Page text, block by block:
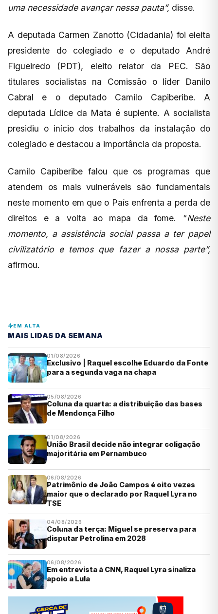
uma necessidade avançar nessa pauta”, disse.
A deputada Carmen Zanotto (Cidadania) foi eleita
presidente do colegiado e o deputado André
Figueiredo (PDT), eleito relator da PEC. São
titulares socialistas na Comissão o líder Danilo
Cabral e o deputado Camilo Capiberibe. A
deputada Lídice da Mata é suplente. A socialista
presidiu o início dos trabalhos da instalação do
colegiado e destacou a importância da proposta.
Camilo Capiberibe falou que os programas que
atendem os mais vulneráveis são fundamentais
neste momento em que o País enfrenta a perda de
direitos e a volta ao mapa da fome. “Neste
momento, a assistência social passa a ter papel
civilizatório e temos que fazer a nossa parte”,
afirmou.
EM ALTA
MAIS LIDAS DA SEMANA
01/08/2026
Exclusivo | Raquel escolhe Eduardo da Fonte
para a segunda vaga na chapa
05/08/2026
Coluna da quarta: a distribuição das bases
de Mendonça Filho
01/08/2026
União Brasil decide não integrar coligação
majoritária em Pernambuco
06/08/2026
Patrimônio de João Campos é oito vezes
maior que o declarado por Raquel Lyra no
TSE
04/08/2026
Coluna da terça: Miguel se preserva para
disputar Petrolina em 2028
06/08/2026
Em entrevista à CNN, Raquel Lyra sinaliza
apoio a Lula